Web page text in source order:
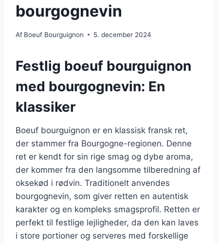
bourgognevin
Af Boeuf Bourguignon 5. december 2024
Festlig boeuf bourguignon
med bourgognevin: En
klassiker
Boeuf bourguignon er en klassisk fransk ret,
der stammer fra Bourgogne-regionen. Denne
ret er kendt for sin rige smag og dybe aroma,
der kommer fra den langsomme tilberedning af
oksekød i rødvin. Traditionelt anvendes
bourgognevin, som giver retten en autentisk
karakter og en kompleks smagsprofil. Retten er
perfekt til festlige lejligheder, da den kan laves
i store portioner og serveres med forskellige